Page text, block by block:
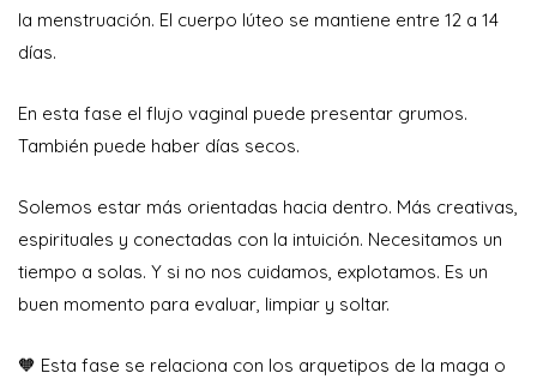
la menstruación. El cuerpo lúteo se mantiene entre 12 a 14
días.
En esta fase el flujo vaginal puede presentar grumos.
También puede haber días secos.
Solemos estar más orientadas hacia dentro. Más creativas,
espirituales y conectadas con la intuición. Necesitamos un
tiempo a solas. Y si no nos cuidamos, explotamos. Es un
buen momento para evaluar, limpiar y soltar.
🧡 Esta fase se relaciona con los arquetipos de la maga o